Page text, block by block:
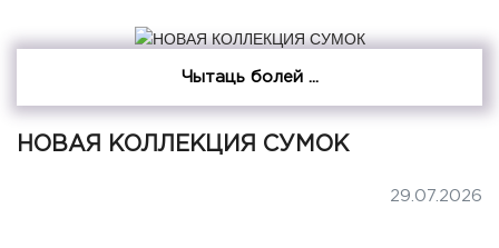
Чытаць болей ...
НОВАЯ КОЛЛЕКЦИЯ СУМОК
29.07.2026